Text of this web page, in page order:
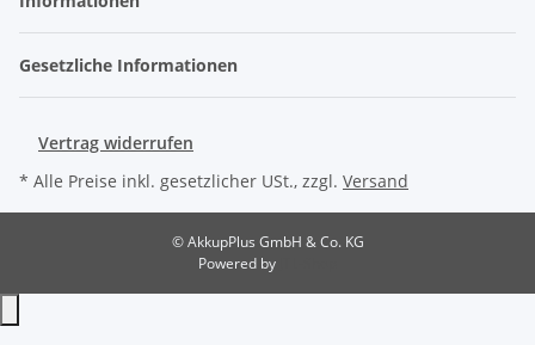
Gesetzliche Informationen
Vertrag widerrufen
* Alle Preise inkl. gesetzlicher USt., zzgl. Versand
© AkkupPlus GmbH & Co. KG
Powered by